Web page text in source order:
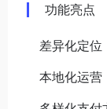
功能亮点
差异化定位
本地化运营